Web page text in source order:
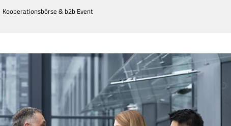
Kooperationsbörse & b2b Event